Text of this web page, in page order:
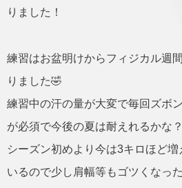
りました！
練習はお盆明けからフィジカル週
りました🤣
練習中の汗の量が大変で毎回ズボ
が必須で今後の夏は耐えれるかな
シーズン初めより今は3キロほど
いるので少し肩幅等もゴツくなっ